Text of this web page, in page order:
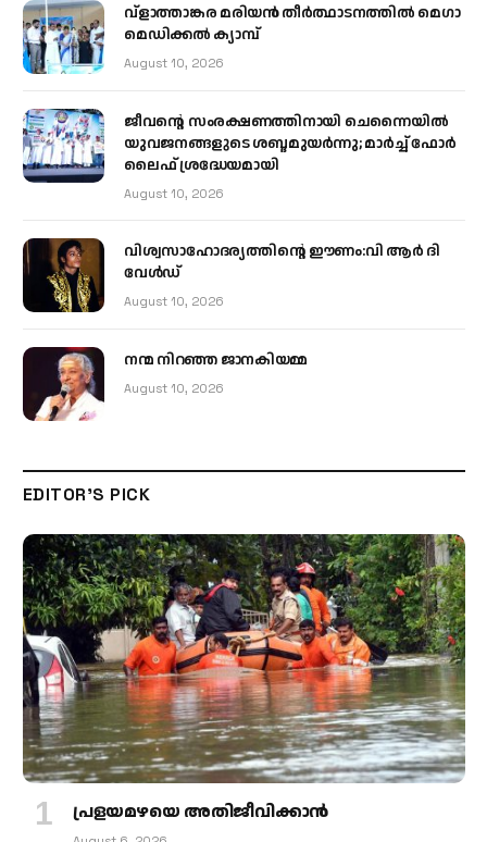
വ്ളാത്താങ്കര മരിയൻ തീർത്ഥാടനത്തിൽ മെഗാ
മെഡിക്കൽ ക്യാമ്പ്
August 10, 2026
ജീവന്റെ സംരക്ഷണത്തിനായി ചെന്നൈയിൽ
യുവജനങ്ങളുടെ ശബ്ദമുയർന്നു; മാർച്ച് ഫോർ
ലൈഫ് ശ്രദ്ധേയമായി
August 10, 2026
വിശ്വസാഹോദര്യത്തിന്റെ ഈണം:വി ആർ ദി
വേൾഡ്
August 10, 2026
നന്മ നിറഞ്ഞ ജാനകിയമ്മ
August 10, 2026
EDITOR'S PICK
പ്രളയമഴയെ അതിജീവിക്കാന്‍